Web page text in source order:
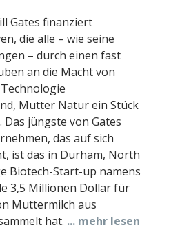
Gates finanziert
die alle – wie seine
– durch einen fast
an die Macht von
Mutter Natur ein Stück
Das jüngste von Gates
das auf sich
ist das in Durham, North
Biotech-Start-up namens
3,5 Millionen Dollar für
Muttermilch aus
hat. ... mehr lesen